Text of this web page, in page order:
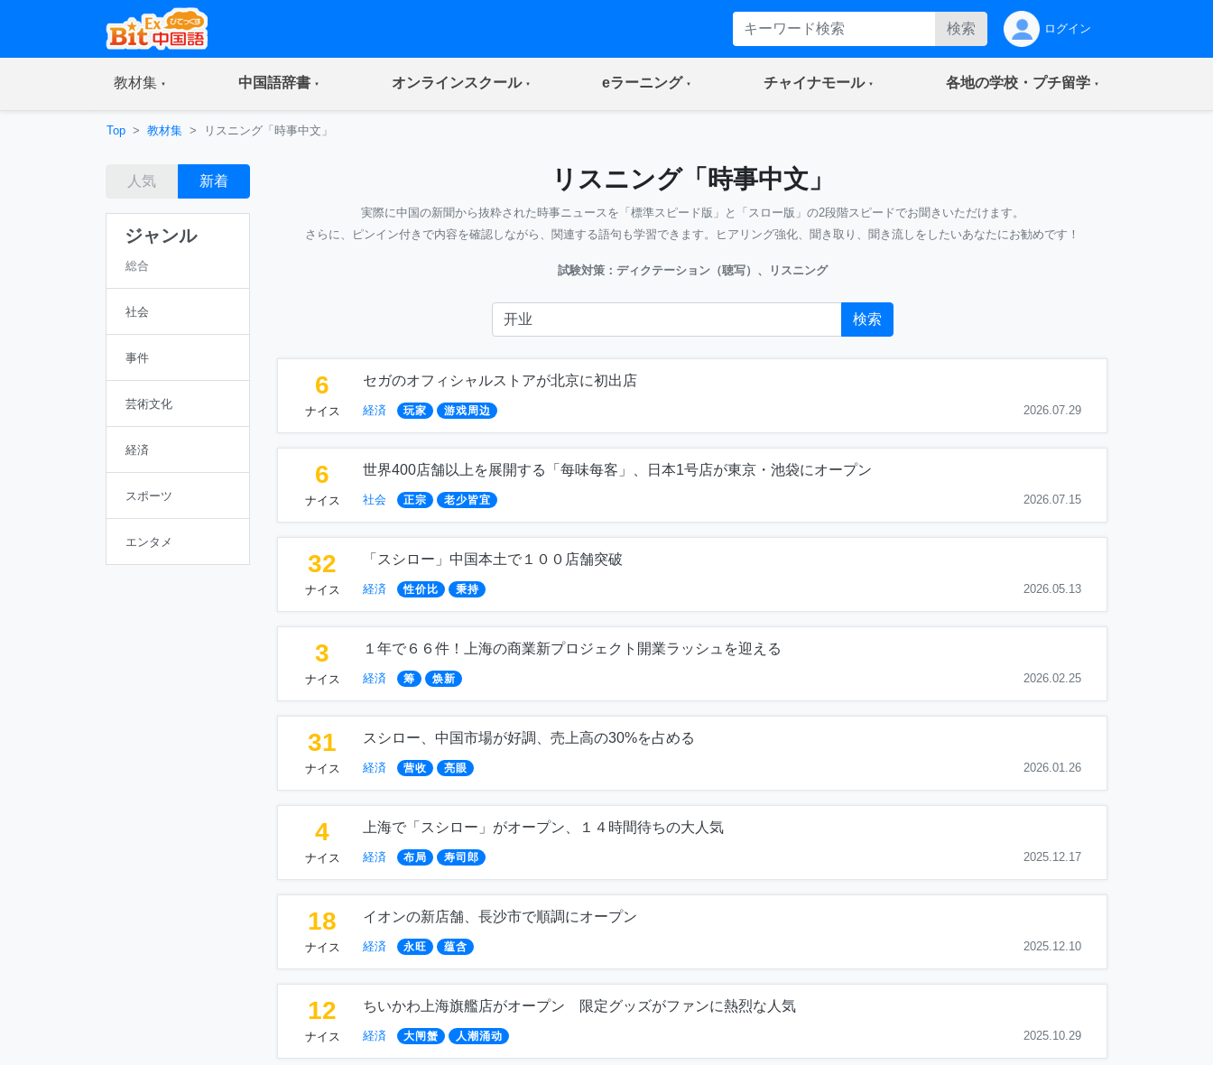
検索 ログイン
教材集(current) 中国語辞書(current) オンラインスクール(current) eラーニング(current) チャイナモール(current) 各地の学校・プチ留学(current)
Top 教材集 リスニング「時事中文」
人気 新着
ジャンル
総合
社会
事件
芸術文化
経済
スポーツ
エンタメ
リスニング「時事中文」
実際に中国の新聞から抜粋された時事ニュースを「標準スピード版」と「スロー版」の2段階スピードでお聞きいただけます。
さらに、ピンイン付きで内容を確認しながら、関連する語句も学習できます。ヒアリング強化、聞き取り、聞き流しをしたいあなたにお勧めです！
試験対策：ディクテーション（聴写）、リスニング
検索
6
ナイス
セガのオフィシャルストアが北京に初出店
経済 玩家 游戏周边 2026.07.29
6
ナイス
世界400店舗以上を展開する「每味每客」、日本1号店が東京・池袋にオープン
社会 正宗 老少皆宜 2026.07.15
32
ナイス
「スシロー」中国本土で１００店舗突破
経済 性价比 秉持 2026.05.13
3
ナイス
１年で６６件！上海の商業新プロジェクト開業ラッシュを迎える
経済 筹 焕新 2026.02.25
31
ナイス
スシロー、中国市場が好調、売上高の30%を占める
経済 营收 亮眼 2026.01.26
4
ナイス
上海で「スシロー」がオープン、１４時間待ちの大人気
経済 布局 寿司郎 2025.12.17
18
ナイス
イオンの新店舗、長沙市で順調にオープン
経済 永旺 蕴含 2025.12.10
12
ナイス
ちいかわ上海旗艦店がオープン 限定グッズがファンに熱烈な人気
経済 大闸蟹 人潮涌动 2025.10.29